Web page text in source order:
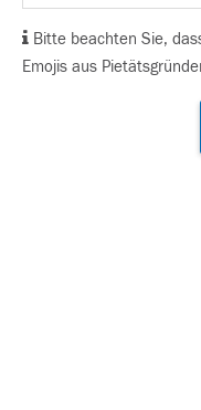
Bitte beachten Sie,
Emojis aus